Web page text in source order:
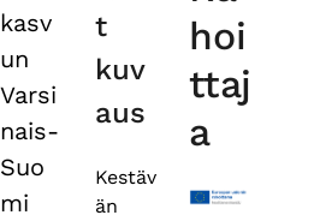
kasv
un
Varsi
nais-
Suo
mi
t
kuv
aus
Kestäv
än
hoi
ttaj
a